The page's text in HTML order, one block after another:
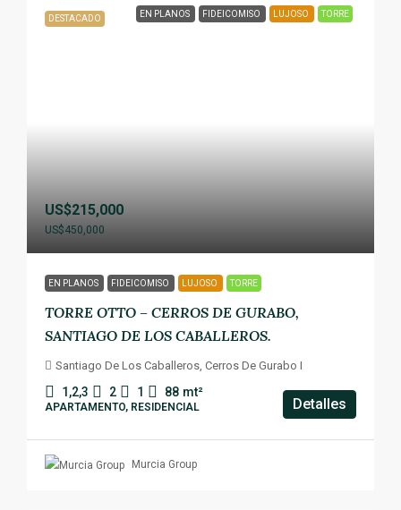
DESTACADO EN PLANOS FIDEICOMISO LUJOSO TORRE
US$215,000
US$450,000
EN PLANOS FIDEICOMISO LUJOSO TORRE
TORRE OTTO – CERROS DE GURABO,
SANTIAGO DE LOS CABALLEROS.
Santiago De Los Caballeros, Cerros De Gurabo I
1,2,3 2 1 88 mt²
APARTAMENTO, RESIDENCIAL Detalles
Murcia Group